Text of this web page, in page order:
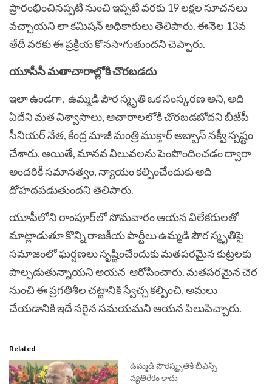
ప్రారంభించినప్పటి నుంచి ఇప్పటి వరకు 19 లక్షల సూచనలు
వచ్చాయని లా కమిషన్‌ అధికారులు తెలిపారు. ఈనెల 13వ
తేదీ వరకు ఈ ప్రక్రియ కొనసాగుతుందని చెప్పారు.
యూసీసీ మతాచారాల్లోకి చొరబడదు
ఇలా ఉండగా, ఉమ్మడి పౌర స్మృతిఒక సంస్కరణ అని, అది
ఏదేని మత విశ్వాసాలు, ఆచారాలలోకి చొరబడబోదని బీజేపీ
సీనియర్‌ నేత, కేంద్ర మాజీ మంత్రి ముక్తార్‌ అబ్బాస్‌ నక్వీ స్పష్టం
చేశారు. అయితే, మానవ విలువలను పెంపొందించడం ద్వారా
అందరికీ సమానత్వం, న్యాయం కల్పించేందుకు అది
దోహదపడుతుందని తెలిపారు.
యూపీలోని రాంపూర్‌లో సోమవారం ఆయన విలేకరులతో
మాట్లాడుతూ కొన్ని రాజకీయ పార్టీలుఉమ్మడి పౌర స్మృతిపై
సమాజంలో ఘర్షణలు సృష్టించేందుకు మతపరమైన కుట్రలకు
పాల్పడుతున్నాయని అయన ఆరోపించారు. మతపరమైన చెర
నుంచి ఈ ప్రగతిశీల చట్టానికి స్వేచ్ఛ కల్పించి, అమలు
చేయడానికి ఇదే సరైన సమయమని ఆయన పిలుపిచ్చారు.
Related
ఉమ్మడి పౌరస్మృతికి బీఎస్సీ
వ్యతిరేకం కాదు